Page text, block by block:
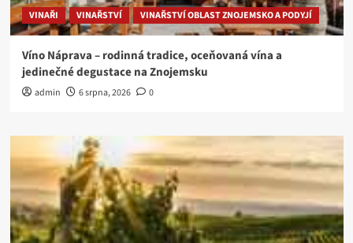
VINAŘI VINAŘSTVÍ VINAŘSTVÍ OBLAST ZNOJEMSKO A PODYJÍ
Víno Náprava – rodinná tradice, oceňovaná vína a
jedinečné degustace na Znojemsku
admin 6 srpna, 2026 0